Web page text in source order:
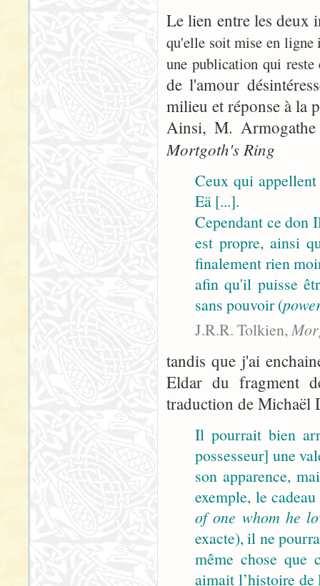
Le lien entre les deux
qu'elle soit mise en ligne
une publication qui reste
de l'amour
milieu et réponse à la
Ainsi, M. Armogathe
Mortgoth's Ring
Ceux qui
Eä [...].
Cependant ce don
est propre, ainsi
finalement rien
afin qu'il puisse
sans pouvoir (
J.R.R. Tolkien,
tandis que j'ai
Eldar du fragment
traduction de Michaël
Il pourrait bien
possesseur] une
son apparence,
exemple, le
of one whom he
exacte), il ne
même chose que
aimait l’histoire de